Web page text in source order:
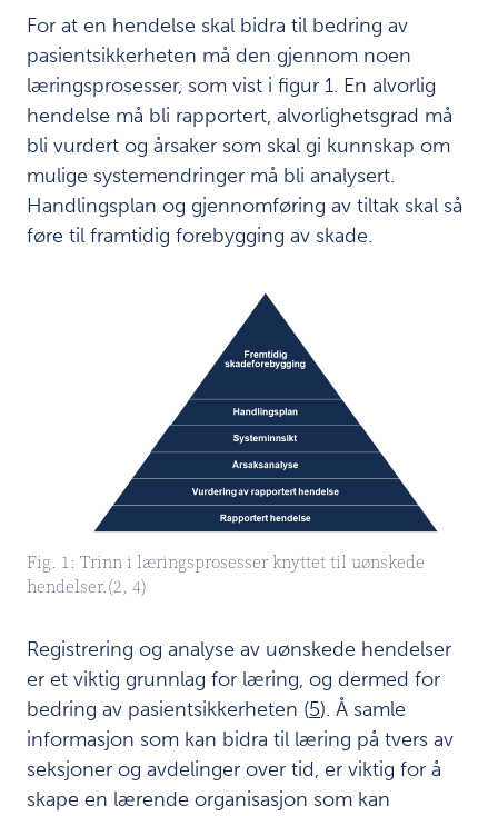
t
e
r
f
a
R
i
s
p
p
r
t
I
n
t
e
r
For at en hendelse skal bidra til bedring av
pasientsikkerheten må den gjennom noen
læringsprosesser, som vist i figur 1. En alvorlig
hendelse må bli rapportert, alvorlighetsgrad må
bli vurdert og årsaker som skal gi kunnskap om
mulige systemendringer må bli analysert.
Handlingsplan og gjennomføring av tiltak skal så
føre til framtidig forebygging av skade.
Fig. 1: Trinn i læringsprosesser knyttet til uønskede
hendelser.(2, 4)
Registrering og analyse av uønskede hendelser
er et viktig grunnlag for læring, og dermed for
bedring av pasientsikkerheten (5). Å samle
informasjon som kan bidra til læring på tvers av
seksjoner og avdelinger over tid, er viktig for å
skape en lærende organisasjon som kan